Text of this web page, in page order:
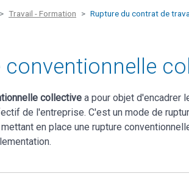
Travail - Formation Rupture du contrat de
conventionnelle
collective a pour objet d'encadrer
de l'entreprise. C'est un mode de
en place une rupture